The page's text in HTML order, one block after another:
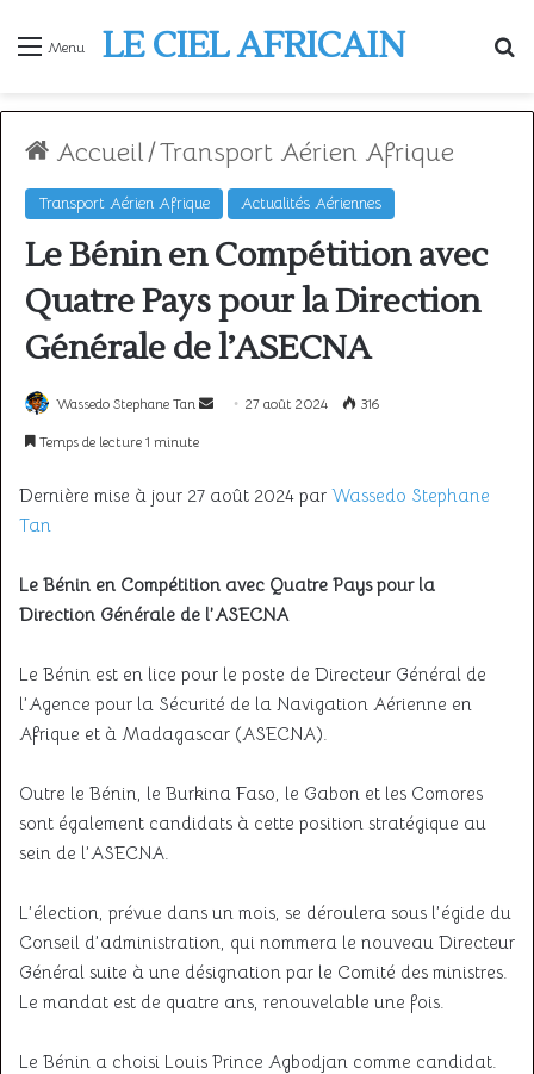
Menu LE CIEL AFRICAIN
Accueil/Transport Aérien Afrique
Transport Aérien Afrique Actualités Aériennes
Le Bénin en Compétition avec
Quatre Pays pour la Direction
Générale de l’ASECNA
Wassedo Stephane Tan
Envoyer27 août 2024 316
Temps de lecture 1 minute
Dernière mise à jour 27 août 2024 par Wassedo Stephane
Tan
Le Bénin en Compétition avec Quatre Pays pour la
Direction Générale de l’ASECNA
Le Bénin est en lice pour le poste de Directeur Général de
l’Agence pour la Sécurité de la Navigation Aérienne en
Afrique et à Madagascar (ASECNA).
Outre le Bénin, le Burkina Faso, le Gabon et les Comores
sont également candidats à cette position stratégique au
sein de l’ASECNA.
L’élection, prévue dans un mois, se déroulera sous l’égide du
Conseil d’administration, qui nommera le nouveau Directeur
Général suite à une désignation par le Comité des ministres.
Le mandat est de quatre ans, renouvelable une fois.
Le Bénin a choisi Louis Prince Agbodjan comme candidat.